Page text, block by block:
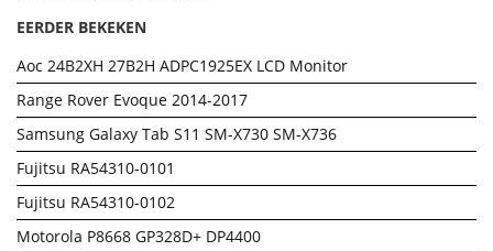
EERDER BEKEKEN
Aoc 24B2XH 27B2H ADPC1925EX LCD Monitor
Range Rover Evoque 2014-2017
Samsung Galaxy Tab S11 SM-X730 SM-X736
Fujitsu RA54310-0101
Fujitsu RA54310-0102
Motorola P8668 GP328D+ DP4400